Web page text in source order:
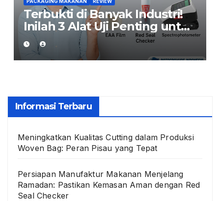
Terbukti di Banyak Industri!
Inilah 3 Alat Uji Penting untuk
Jaga Kualitas Kemasan
Makanan
Informasi Terbaru
Meningkatkan Kualitas Cutting dalam Produksi
Woven Bag: Peran Pisau yang Tepat
Persiapan Manufaktur Makanan Menjelang
Ramadan: Pastikan Kemasan Aman dengan Red
Seal Checker